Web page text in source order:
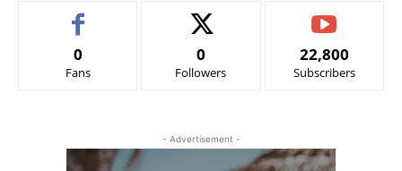
0
Fans
0
Followers
22,800
Subscribers
- Advertisement -